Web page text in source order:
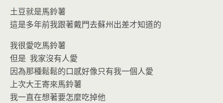
土豆就是馬鈴薯
這是多年前我跟著戴門去蘇州出差才知道的
我很愛吃馬鈴薯
但是 我家沒有人愛
因為那種鬆鬆的口感好像只有我一個人愛
上次大王寄來馬鈴薯
我一直在想著要怎麼吃掉他